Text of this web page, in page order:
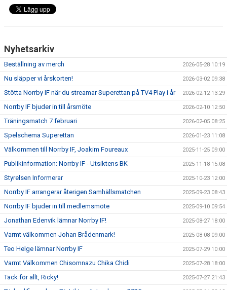
Nyhetsarkiv
Beställning av merch 2026-05-28 10:19
Nu släpper vi årskorten! 2026-03-02 09:38
Stötta Norrby IF när du streamar Superettan på TV4 Play i år 2026-02-12 13:29
Norrby IF bjuder in till årsmöte 2026-02-10 12:50
Träningsmatch 7 februari 2026-02-05 08:25
Spelschema Superettan 2026-01-23 11:08
Välkommen till Norrby IF, Joakim Foureaux 2025-11-25 09:00
Publikinformation: Norrby IF - Utsiktens BK 2025-11-18 15:08
Styrelsen Informerar 2025-10-23 12:00
Norrby IF arrangerar återigen Samhällsmatchen 2025-09-23 08:43
Norrby IF bjuder in till medlemsmöte 2025-09-10 09:54
Jonathan Edenvik lämnar Norrby IF! 2025-08-27 18:00
Varmt välkommen Johan Brådenmark! 2025-08-08 09:00
Teo Helge lämnar Norrby IF 2025-07-29 10:00
Varmt Välkommen Chisomnazu Chika Chidi 2025-07-28 18:00
Tack för allt, Ricky! 2025-07-27 21:43